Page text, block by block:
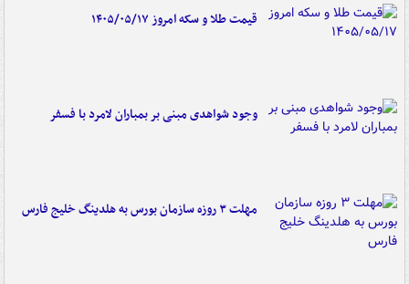
قیمت طلا و سکه امروز ۱۴۰۵/۰۵/۱۷
وجود شواهدی مبنی بر بمباران لامرد با فسفر
مهلت ۳ روزه سازمان بورس به هلدینگ خلیج فارس